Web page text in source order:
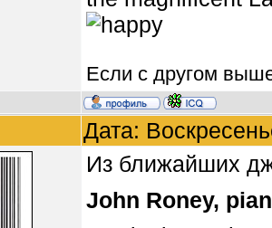
Если с другом
Дата:
Из ближайших
John Roney,